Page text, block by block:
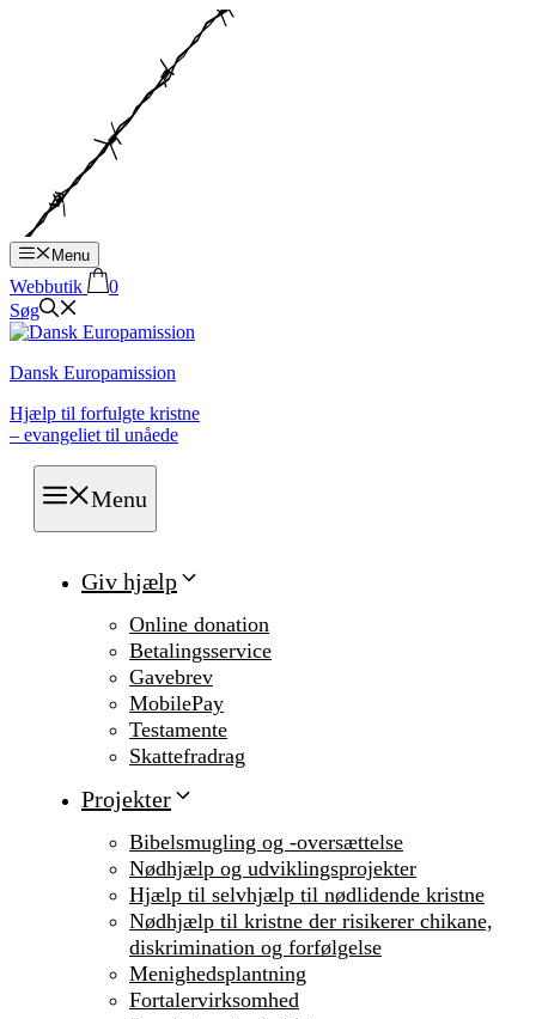
Menu
Webbutik
0
Søg
Dansk Europamission
Hjælp til forfulgte kristne
– evangeliet til unåede
Menu
Giv hjælp
Online donation
Betalingsservice
Gavebrev
MobilePay
Testamente
Skattefradrag
Projekter
Bibelsmugling og -oversættelse
Nødhjælp og udviklingsprojekter
Hjælp til selvhjælp til nødlidende kristne
Nødhjælp til kristne der risikerer chikane,
diskrimination og forfølgelse
Menighedsplantning
Fortalervirksomhed